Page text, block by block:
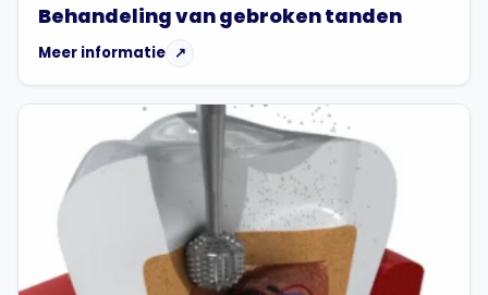
Behandeling van gebroken tanden
Meer informatie ↗